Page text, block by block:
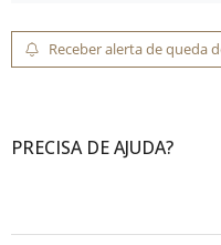
Receber alerta de queda
PRECISA DE AJUDA?